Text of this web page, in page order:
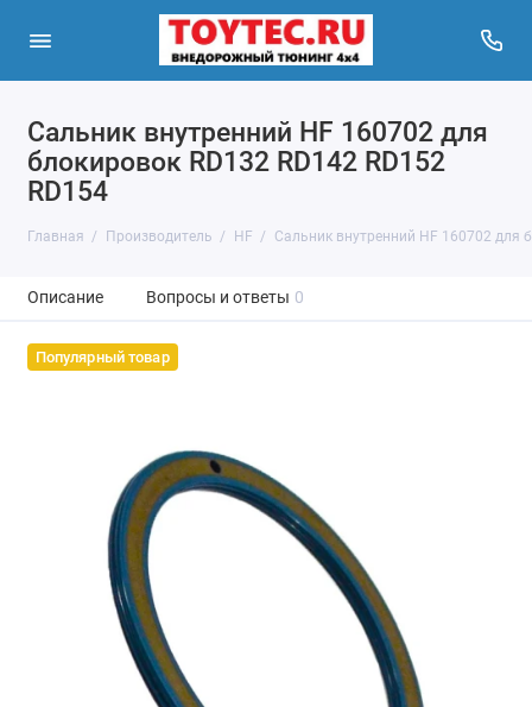
Сальник внутренний HF 160702 для
блокировок RD132 RD142 RD152
RD154
Главная Производитель HF Сальник внутренний HF 160702 для
Описание Вопросы и ответы 0
Популярный товар